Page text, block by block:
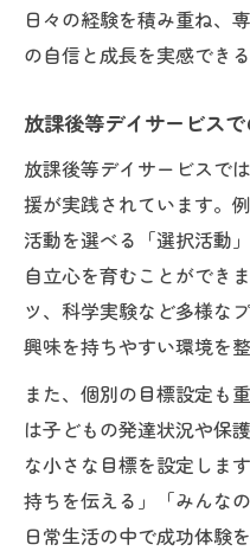
保育士が工夫す
個別支援
放課後等デイサ
例
個別対応で子ど
子どもの可能性を広
個性を活かす療
保育士による個
放課後等デイ
支援例
個性と成長を促
子どもの個性を
日々の経験を積み重ね、
の自信と成長を実感できる
放課後等デイサービス
放課後等デイサービスで
援が実践されています。
活動を選べる「選択活動
自立心を育むことができ
ツ、科学実験など多様な
興味を持ちやすい環境を
また、個別の目標設定も
は子どもの発達状況や保
な小さな目標を設定しま
持ちを伝える」「みんな
日常生活の中で成功体験